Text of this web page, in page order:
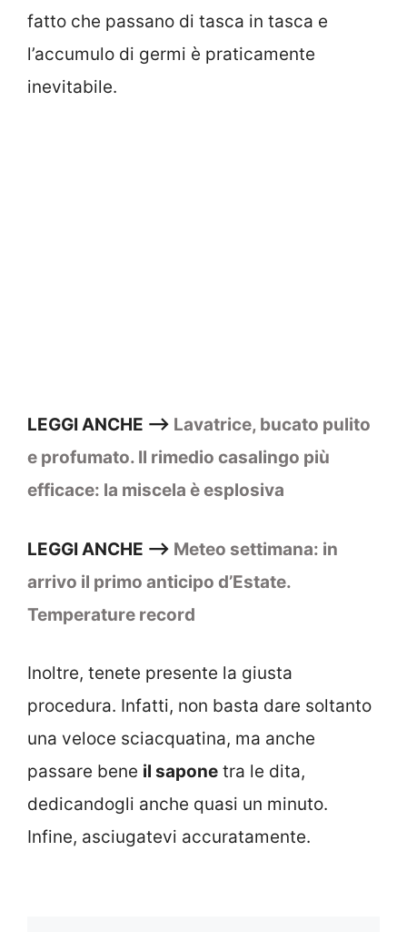
fatto che passano di tasca in tasca e
l’accumulo di germi è praticamente
inevitabile.
LEGGI ANCHE –> Lavatrice, bucato pulito
e profumato. Il rimedio casalingo più
efficace: la miscela è esplosiva
LEGGI ANCHE –> Meteo settimana: in
arrivo il primo anticipo d’Estate.
Temperature record
Inoltre, tenete presente la giusta
procedura. Infatti, non basta dare soltanto
una veloce sciacquatina, ma anche
passare bene il sapone tra le dita,
dedicandogli anche quasi un minuto.
Infine, asciugatevi accuratamente.